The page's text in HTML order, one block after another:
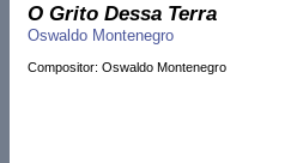
O Grito Dessa Terra
Oswaldo Montenegro
Compositor: Oswaldo Montenegro